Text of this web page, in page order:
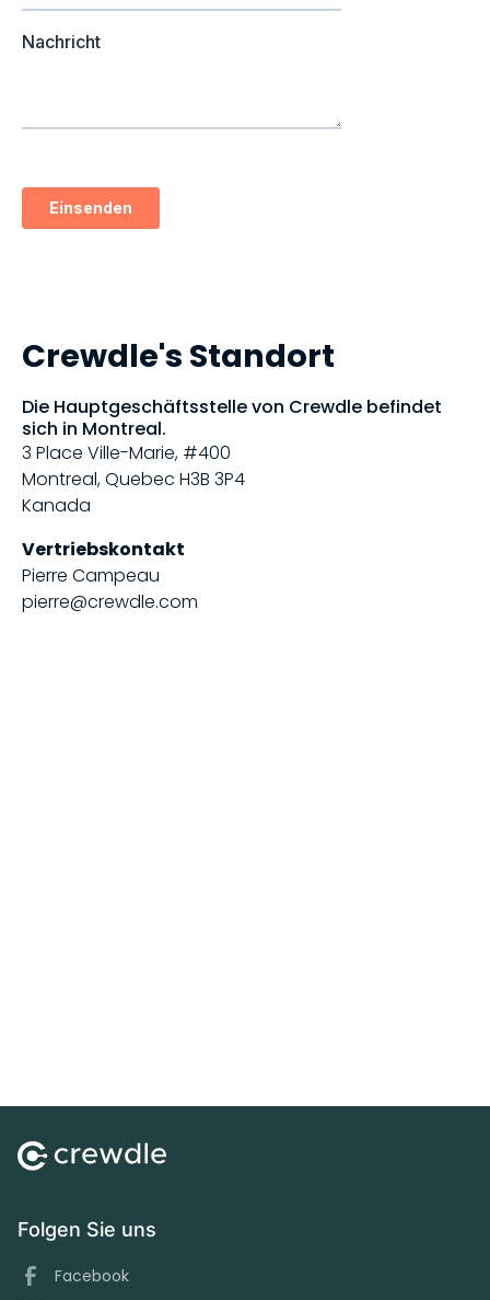
Crewdle's Standort
Die Hauptgeschäftsstelle von Crewdle befindet
sich in Montreal.
3 Place Ville-Marie, #400
Montreal, Quebec H3B 3P4
Kanada
Vertriebskontakt
Pierre Campeau
pierre@crewdle.com
Folgen Sie uns
Facebook